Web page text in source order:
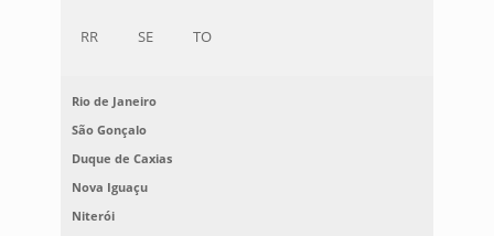
RR SE TO
Rio de Janeiro
São Gonçalo
Duque de Caxias
Nova Iguaçu
Niterói